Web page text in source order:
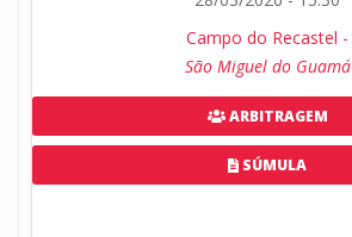
Campo do Recastel -
São Miguel do Guamá
ARBITRAGEM
SÚMULA